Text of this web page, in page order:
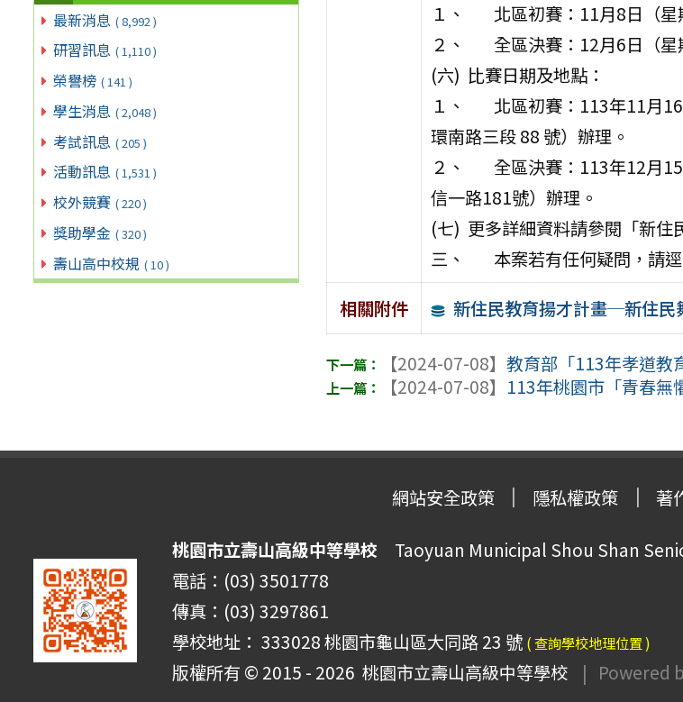
最新消息 ( 8,992 )
研習訊息 ( 1,110 )
榮譽榜 ( 141 )
學生消息 ( 2,048 )
考試訊息 ( 205 )
活動訊息 ( 1,531 )
校外競賽 ( 220 )
獎助學金 ( 320 )
壽山高中校規 ( 10 )
１、 北區初賽：11月8日（星
２、 全區決賽：12月6日（星
(六) 比賽日期及地點：
１、 北區初賽：113年11月16
環南路三段 88 號）辦理。
２、 全區決賽：113年12月15
信一路181號）辦理。
(七) 更多詳細資料請參閱「新
三、 本案若有任何疑問，請逕
相關附件
新住民教育揚才計畫─新住民
【2024-07-08】教育部「113年孝道教
【2024-07-08】 113年桃園市「青春無
網站安全政策 隱私權政策 著
桃園市立壽山高級中等學校 Taoyuan Municipal Shou Shan
電話：(03) 3501778
傳真：(03) 3297861
學校地址： 333028 桃園市龜山區大同路 23 號 ( 查詢學校地理位置 )
版權所有 © 2015 - 2026 桃園市立壽山高級中等學校 | Powered